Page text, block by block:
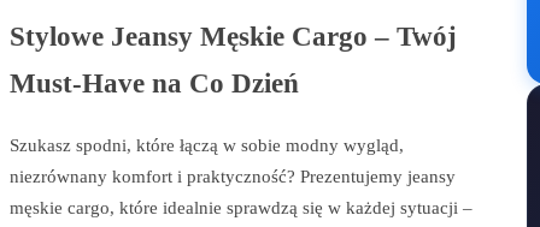
Stylowe Jeansy Męskie Cargo – Twój
Must-Have na Co Dzień
Szukasz spodni, które łączą w sobie modny wygląd,
niezrównany komfort i praktyczność? Prezentujemy jeansy
męskie cargo, które idealnie sprawdzą się w każdej sytuacji –